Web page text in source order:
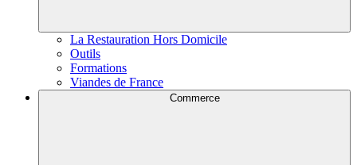
La Restauration Hors Domicile
Outils
Formations
Viandes de France
Commerce